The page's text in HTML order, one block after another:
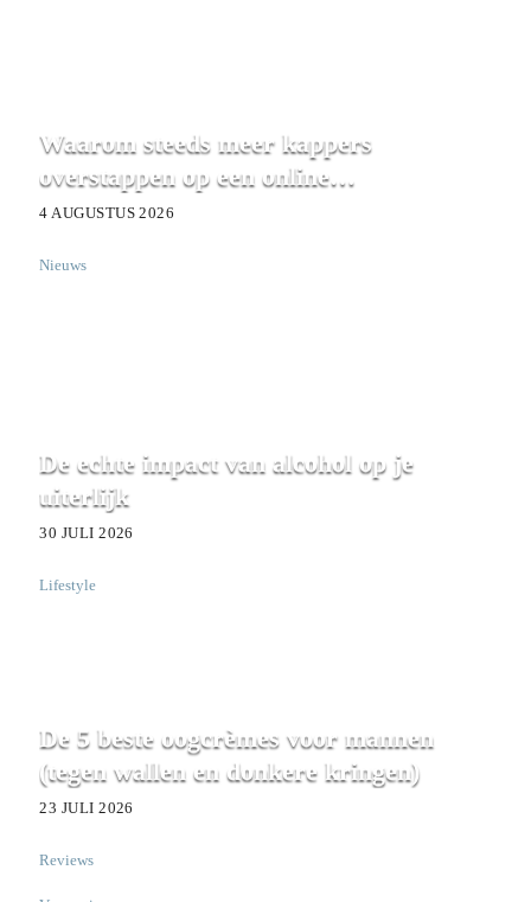
Waarom steeds meer kappers
overstappen op een online
boekingssysteem
4 AUGUSTUS 2026
Nieuws
De echte impact van alcohol op je
uiterlijk
30 JULI 2026
Lifestyle
De 5 beste oogcrèmes voor mannen
(tegen wallen en donkere kringen)
23 JULI 2026
Reviews